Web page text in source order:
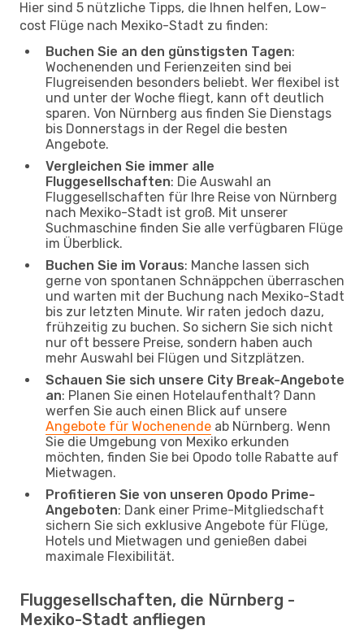
Hier sind 5 nützliche Tipps, die Ihnen helfen, Low-
cost Flüge nach Mexiko-Stadt zu finden:
Buchen Sie an den günstigsten Tagen:
Wochenenden und Ferienzeiten sind bei
Flugreisenden besonders beliebt. Wer flexibel ist
und unter der Woche fliegt, kann oft deutlich
sparen. Von Nürnberg aus finden Sie Dienstags
bis Donnerstags in der Regel die besten
Angebote.
Vergleichen Sie immer alle
Fluggesellschaften: Die Auswahl an
Fluggesellschaften für Ihre Reise von Nürnberg
nach Mexiko-Stadt ist groß. Mit unserer
Suchmaschine finden Sie alle verfügbaren Flüge
im Überblick.
Buchen Sie im Voraus: Manche lassen sich
gerne von spontanen Schnäppchen überraschen
und warten mit der Buchung nach Mexiko-Stadt
bis zur letzten Minute. Wir raten jedoch dazu,
frühzeitig zu buchen. So sichern Sie sich nicht
nur oft bessere Preise, sondern haben auch
mehr Auswahl bei Flügen und Sitzplätzen.
Schauen Sie sich unsere City Break-Angebote
an: Planen Sie einen Hotelaufenthalt? Dann
werfen Sie auch einen Blick auf unsere
Angebote für Wochenende ab Nürnberg. Wenn
Sie die Umgebung von Mexiko erkunden
möchten, finden Sie bei Opodo tolle Rabatte auf
Mietwagen.
Profitieren Sie von unseren Opodo Prime-
Angeboten: Dank einer Prime-Mitgliedschaft
sichern Sie sich exklusive Angebote für Flüge,
Hotels und Mietwagen und genießen dabei
maximale Flexibilität.
Fluggesellschaften, die Nürnberg -
Mexiko-Stadt anfliegen